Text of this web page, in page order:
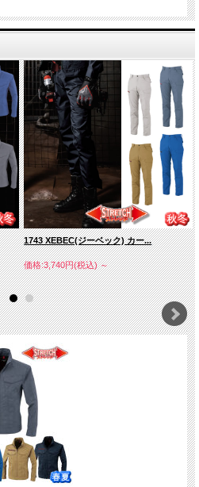
Ｔ／Ｃリップストップストレッチ
1743 XEBEC(ジーベック) カー...
価格:3,740円(税込)～